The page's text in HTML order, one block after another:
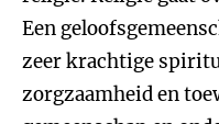
Een
zeer krachtige
zorgzaamheid en